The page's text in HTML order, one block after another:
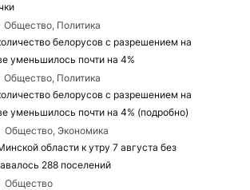
Общество, Политика
белорусов с разрешением на
уменьшилось почти на 4%
Общество, Политика
белорусов с разрешением на
уменьшилось почти на 4% (подробно)
Общество, Экономика
области к утру 7 августа без
288 поселений
Общество